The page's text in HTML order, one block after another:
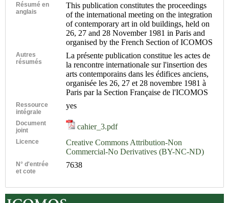
Résumé en
anglais
This publication constitutes the proceedings
of the international meeting on the integration
of contemporary art in old buildings, held on
26, 27 and 28 November 1981 in Paris and
organised by the French Section of ICOMOS
Autres
résumés
La présente publication constitue les actes de
la rencontre internationale sur l'insertion des
arts contemporains dans les édifices anciens,
organisée les 26, 27 et 28 novembre 1981 à
Paris par la Section Française de l'ICOMOS
Ressource
intégrale
yes
Document
joint
cahier_3.pdf
Licence
Creative Commons Attribution-Non
Commercial-No Derivatives (BY-NC-ND)
N° d'entrée
et cote
7638